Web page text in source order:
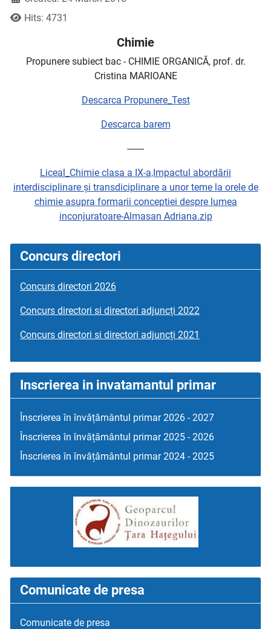
Hits: 4731
Chimie
Propunere subiect bac - CHIMIE ORGANICĂ, prof. dr.
Cristina MARIOANE
Descarca Propunere_Test
Descarca barem
-------
Liceal_Chimie clasa a IX-a,Impactul abordării
interdisciplinare și transdiciplinare a unor teme la orele de
chimie asupra formarii conceptiei despre lumea
inconjuratoare-Almasan Adriana.zip
Concurs directori
Concurs directori 2026
Concurs directori si directori adjuncți 2022
Concurs directori si directori adjuncți 2021
Inscrierea in invatamantul primar
Înscrierea în învățământul primar 2026 - 2027
Înscrierea în învățământul primar 2025 - 2026
Înscrierea în învățământul primar 2024 - 2025
Comunicate de presa
Comunicate de presa